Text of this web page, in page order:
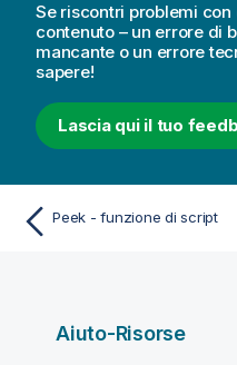
Se riscontri problemi
contenuto – un errore di
mancante o un errore
sapere!
Lascia qui il tuo
Peek - funzione di script
Aiuto-Risorse